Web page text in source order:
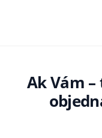
Ak Vám